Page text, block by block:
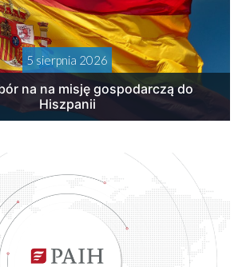
5 sierpnia 2026
na na misję gospodarczą do
Hiszpanii